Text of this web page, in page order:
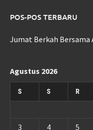
POS-POS TERBARU
Jumat Berkah Bersama
Agustus 2026
S S R
3
4 5